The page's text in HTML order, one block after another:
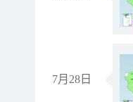
7月28日